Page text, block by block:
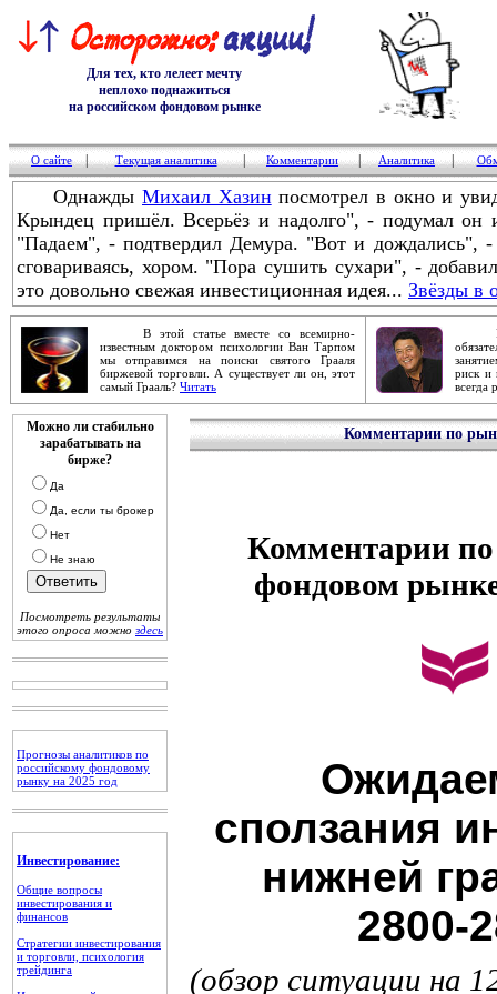
Для тех, кто лелеет мечту
неплохо поднажиться
на российском фондовом рынке
О сайте Текущая аналитика Комментарии Аналитика
Однажды Михаил Хазин посмотрел в окно и
Крындец пришёл. Всерьёз и надолго", - подумал он
"Падаем", - подтвердил Демура. "Вот и дождались",
сговариваясь, хором. "Пора сушить сухари", -
это довольно свежая инвестиционная идея... Звёзды в
В этой статье вместе со всемирно-
известным доктором психологии Ван Тарпом
мы отправимся на поиски святого Грааля
биржевой торговли. А существует ли он, этот
самый Грааль? Читать
риск и
всегда
Можно ли стабильно
зарабатывать на
бирже?
Да
Да, если ты брокер
Нет
Не знаю
Посмотреть результаты
этого опроса можно здесь
Прогнозы аналитиков по
российскому фондовому
рынку на 2025 год
Инвестирование:
Общие вопросы
инвестирования и
финансов
Стратегии инвестирования
и торговли, психология
трейдинга
Комментарии по
Комментарии по
фондовом
сползания
нижней
2800-
(обзор ситуации на